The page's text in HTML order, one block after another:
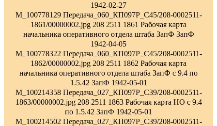
1942-02-27
M_100778129 Передача_060_КП097Р_С45/208-0002511-
1861/00000002.jpg 208 2511 1861 Рабочая карта
начальника оперативного отдела штаба ЗапФ ЗапФ
1942-04-05
M_100778322 Передача_060_КП097Р_С45/208-0002511-
1862/00000002.jpg 208 2511 1862 Рабочая карта
начальника оперативного отдела штаба ЗапФ с 9.4 по
1.5.42 ЗапФ 1942-05-01
M_100214358 Передача_027_КП097Р_С39/208-0002511-
1863/00000002.jpg 208 2511 1863 Рабочая карта НО с 9.4
по 1.5.42 ЗапФ 1942-05-01
M_100214502 Передача_027_КП097Р_С39/208-0002511-